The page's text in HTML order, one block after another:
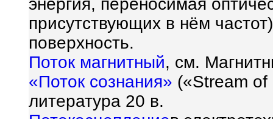
присутствующих в нём
поверхность.
Поток магнитный, см.
«Поток сознания» («Stream of
литература 20 в.